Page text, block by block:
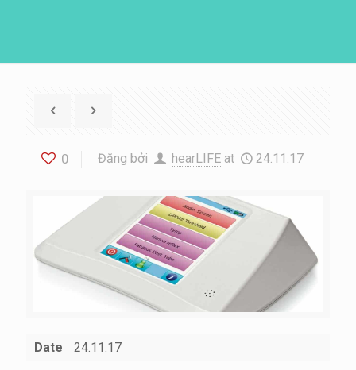
0 Đăng bởi hearLIFE at 24.11.17
Date 24.11.17